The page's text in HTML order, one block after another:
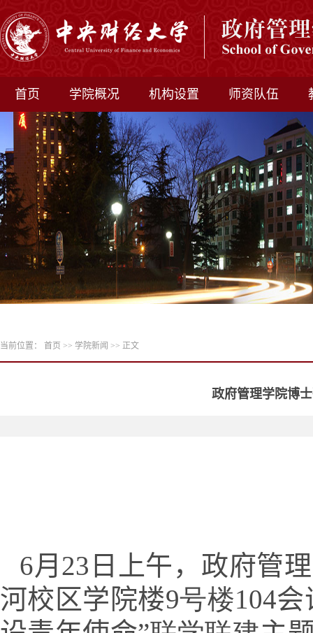
首页 学院概况 机构设置 师资队伍
当前位置： 首页 >> 学院新闻 >> 正文
政府管理学院博
6月23日上午，政府管
河校区学院楼9号楼104